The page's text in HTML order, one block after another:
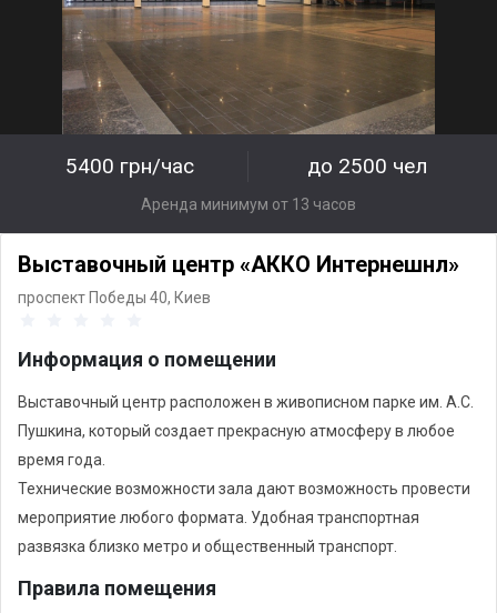
5400 грн/час до 2500 чел
Аренда минимум от 13 часов
Выставочный центр «АККО Интернешнл»
проспект Победы 40, Киев
Информация о помещении
Выставочный центр расположен в живописном парке им. А.С.
Пушкина, который создает прекрасную атмосферу в любое
время года.
Технические возможности зала дают возможность провести
мероприятие любого формата. Удобная транспортная
развязка близко метро и общественный транспорт.
Правила помещения